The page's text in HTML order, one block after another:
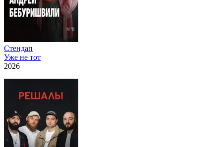
Стендап
Уже не тот
2026